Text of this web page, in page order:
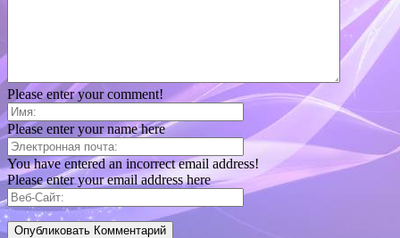
Please enter your comment!
Please enter your name here
You have entered an incorrect email address!
Please enter your email address here